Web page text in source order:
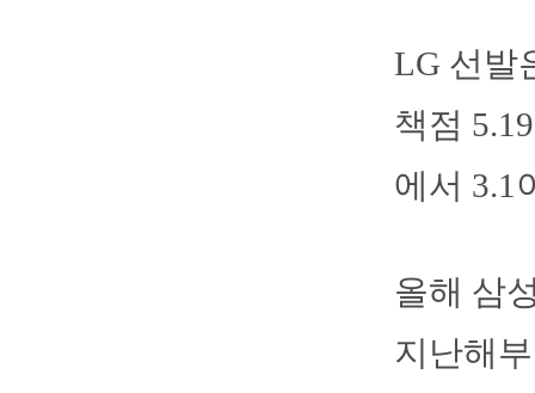
LG 선발
책점
에서 3.1
올해 삼
지난해